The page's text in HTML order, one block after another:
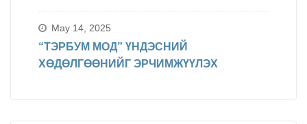
May 14, 2025
“ТЭРБУМ МОД” ҮНДЭСНИЙ
ХӨДӨЛГӨӨНИЙГ ЭРЧИМЖҮҮЛЭХ